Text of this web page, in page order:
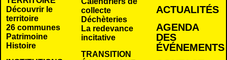
Découvrir le
territoire
26 communes
Patrimoine
Histoire
collecte
Déchèteries
La redevance
incitative
TRANSITION
ACTUALITÉS
AGENDA
DES
ÉVÉNEMENTS